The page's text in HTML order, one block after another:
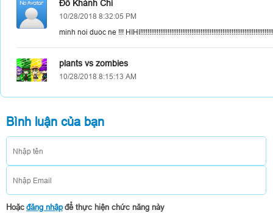
Đỗ Khánh Chi
10/28/2018 8:32:05 PM
minh noi duoc ne !!!
plants vs zombies
10/28/2018 8:15:13 AM
Nguyen NgocDan An
5/23/2018 3:09:19 PM
các bé học tiếng anh phát triển trí não
Hiển thị
Bình luận của bạn
Hoặcđăng nhậpđể thực hiện chức năng này